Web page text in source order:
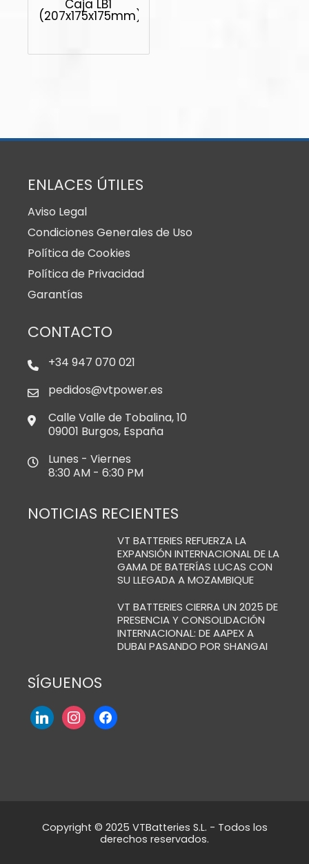
Caja LB1
(207x175x175mm)
ENLACES ÚTILES
Aviso Legal
Condiciones Generales de Uso
Política de Cookies
Política de Privacidad
Garantías
CONTACTO
+34 947 070 021
pedidos@vtpower.es
Calle Valle de Tobalina, 10
09001 Burgos, España
Lunes - Viernes
8:30 AM - 6:30 PM
NOTICIAS RECIENTES
VT BATTERIES REFUERZA LA
EXPANSIÓN INTERNACIONAL DE LA
GAMA DE BATERÍAS LUCAS CON
SU LLEGADA A MOZAMBIQUE
VT BATTERIES CIERRA UN 2025 DE
PRESENCIA Y CONSOLIDACIÓN
INTERNACIONAL: DE AAPEX A
DUBAI PASANDO POR SHANGAI
SÍGUENOS
Copyright © 2025 VTBatteries S.L. - Todos los
derechos reservados.